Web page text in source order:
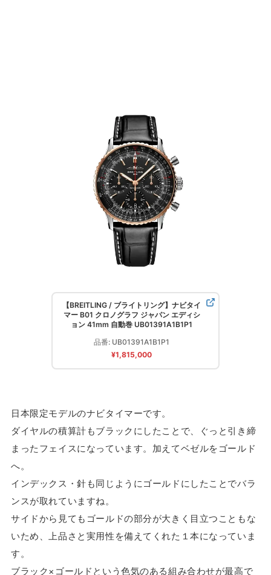
【BREITLING / ブライトリング】ナビタイ
マー B01 クロノグラフ ジャパン エディシ
ョン 41mm 自動巻 UB01391A1B1P1
品番: UB01391A1B1P1
¥1,815,000
日本限定モデルのナビタイマーです。
ダイヤルの積算計もブラックにしたことで、ぐっと引き締
まったフェイスになっています。加えてベゼルをゴールド
へ。
インデックス・針も同じようにゴールドにしたことでバラ
ンスが取れていますね。
サイドから見てもゴールドの部分が大きく目立つこともな
いため、上品さと実用性を備えてくれた１本になっていま
す。
ブラック×ゴールドという色気のある組み合わせが最高で